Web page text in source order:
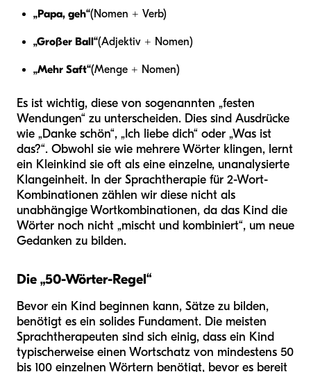
„Papa, geh“(Nomen + Verb)
„Großer Ball“(Adjektiv + Nomen)
„Mehr Saft“(Menge + Nomen)
Es ist wichtig, diese von sogenannten „festen
Wendungen“ zu unterscheiden. Dies sind Ausdrücke
wie „Danke schön“, „Ich liebe dich“ oder „Was ist
das?“. Obwohl sie wie mehrere Wörter klingen, lernt
ein Kleinkind sie oft als eine einzelne, unanalysierte
Klangeinheit. In der Sprachtherapie für 2-Wort-
Kombinationen zählen wir diese nicht als
unabhängige Wortkombinationen, da das Kind die
Wörter noch nicht „mischt und kombiniert“, um neue
Gedanken zu bilden.
Die „50-Wörter-Regel“
Bevor ein Kind beginnen kann, Sätze zu bilden,
benötigt es ein solides Fundament. Die meisten
Sprachtherapeuten sind sich einig, dass ein Kind
typischerweise einen Wortschatz von mindestens 50
bis 100 einzelnen Wörtern benötigt, bevor es bereit